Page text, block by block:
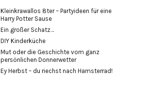
Kleinkrawallos 8ter – Partyideen für eine
Harry Potter Sause
Ein großer Schatz…
DIY Kinderküche
Mut oder die Geschichte vom ganz
persönlichen Donnerwetter
Ey Herbst – du riechst nach Hamsterrad!